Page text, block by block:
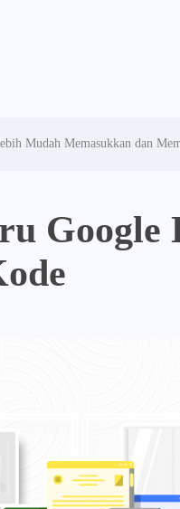
Mudah Memasukkan dan
Google